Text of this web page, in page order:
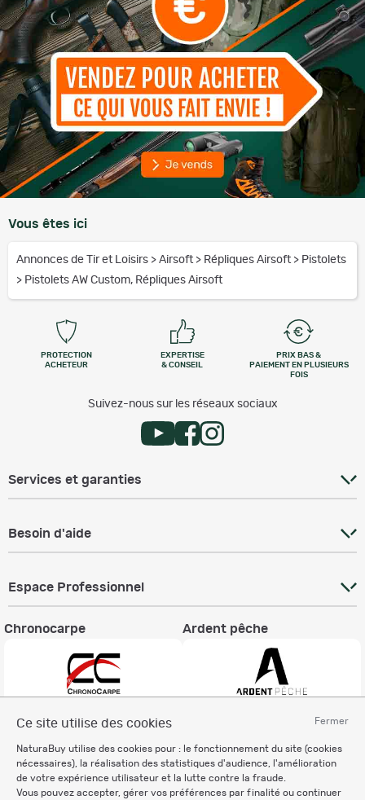
Fermer
Ce site utilise des cookies
NaturaBuy utilise des cookies pour : le fonctionnement du site (cookies
nécessaires), la réalisation des statistiques d'audience, l'amélioration
de votre expérience utilisateur et la lutte contre la fraude.
Vous pouvez accepter, gérer vos préférences par finalité ou continuer
Vous êtes ici
Annonces de Tir et Loisirs > Airsoft > Répliques Airsoft > Pistolets
> Pistolets AW Custom, Répliques Airsoft
PROTECTION
ACHETEUR
EXPERTISE
& CONSEIL
PRIX BAS &
PAIEMENT EN PLUSIEURS
FOIS
Suivez-nous sur les réseaux sociaux
Services et garanties
Besoin d'aide
Espace Professionnel
Chronocarpe Ardent pêche
Charte éthique
Mentions légales
Règlement & Conditions d'utilisation